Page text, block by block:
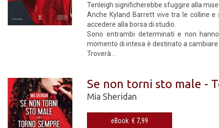
Tenleigh significherebbe sfuggire alla
Anche Kyland Barrett vive tra le colline
accedere alla borsa di studio.
Sono entrambi determinati e non
momento di intesa è destinato a
Troverà...
Se non torni sto male -
Mia Sheridan
eBook € 7,99